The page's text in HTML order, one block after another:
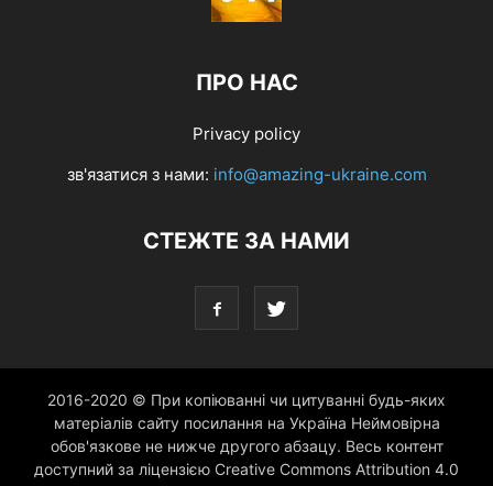
ПРО НАС
Privacy policy
зв'язатися з нами: info@amazing-ukraine.com
СТЕЖТЕ ЗА НАМИ
2016-2020 © При копіюванні чи цитуванні будь-яких
матеріалів сайту посилання на Україна Неймовірна
обов'язкове не нижче другого абзацу. Весь контент
доступний за ліцензією Creative Commons Attribution 4.0